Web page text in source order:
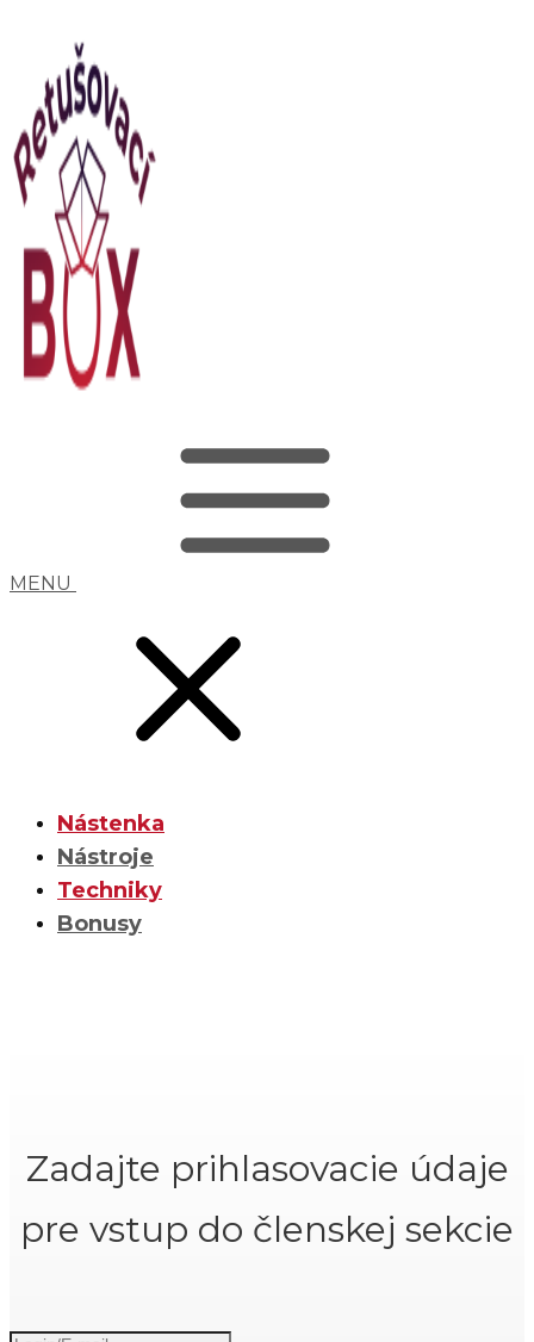
MENU
Nástenka
Nástroje
Techniky
Bonusy
Zadajte prihlasovacie údaje
pre vstup do členskej sekcie